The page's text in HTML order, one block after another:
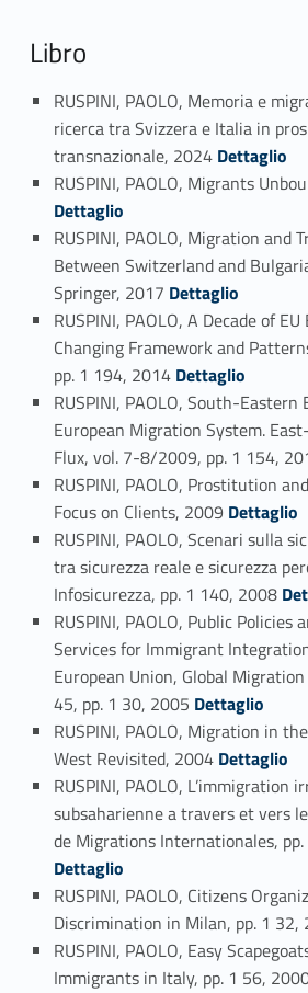
Libro
RUSPINI, PAOLO, Memoria e
ricerca tra Svizzera e Italia in
transnazionale, 2024 Link identifier #identifier_person_71070-23
Dettaglio
RUSPINI, PAOLO, Migrants
Dettaglio
RUSPINI, PAOLO, Migration and
Between Switzerland and
Springer, 2017 Link identifier #identifier_person_90433-25
Dettaglio
RUSPINI, PAOLO, A Decade of
Changing Framework and
pp. 1 194, 2014 Link identifier #identifier_person_180630-26
Dettaglio
RUSPINI, PAOLO, South-Eastern
European Migration System.
Flux, vol. 7-8/2009, pp. 1 154,
RUSPINI, PAOLO, Prostitution
Focus on Clients, 2009 Link identifier #identifier_person_178985-28
Dettaglio
RUSPINI, PAOLO, Scenari sulla
tra sicurezza reale e sicurezza
Infosicurezza, pp. 1 140, 2008 Link identifier #identifier_person_10724-29
RUSPINI, PAOLO, Public Policies
Services for Immigrant
European Union, Global
45, pp. 1 30, 2005 Link identifier #identifier_person_53442-30
Dettaglio
RUSPINI, PAOLO, Migration in
West Revisited, 2004 Link identifier #identifier_person_110801-31
Dettaglio
RUSPINI, PAOLO, L’immigration
subsaharienne a travers et vers
de Migrations Internationales,
Dettaglio
RUSPINI, PAOLO, Citizens
Discrimination in Milan, pp. 1 32,
RUSPINI, PAOLO, Easy
Immigrants in Italy, pp. 1 56,